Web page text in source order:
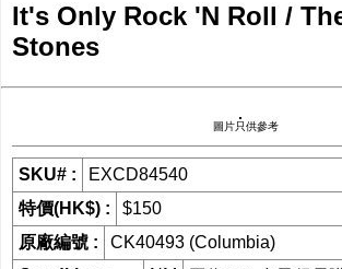
新到CD
黑膠唱片
CD
清貨
清貨發燒零件
It's Only Rock 'N Roll /
Stones
圖片只供參考
SKU# :
EXCD84540
特價(HK$) :
$150
原廠編號 :
CK40493 (Columbia)